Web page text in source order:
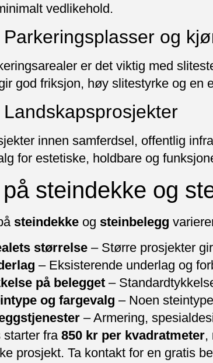
vedlikehold.
og
er det viktig med
god friksjon, høy slitestyrke og en
innen samferdsel, offentlig
for estetiske, holdbare og
steindekke og
steindekke og steinbelegg
størrelse – Større prosjekter
– Eksisterende underlag og
på belegget –
og fargevalg – Noen
– Armering,
starter fra 850 kr per kvadratmeter,
prosjekt. Ta kontakt for en gratis